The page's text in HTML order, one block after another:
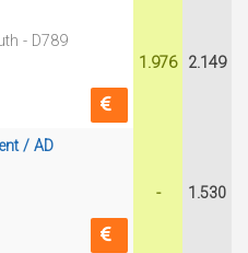
- D789
1.976 2.149
/ AD
- 1.530